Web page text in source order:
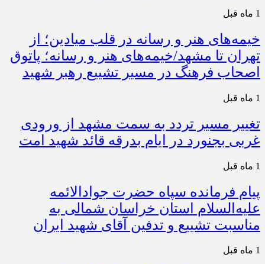
1 ماه قبل
خیمه‌های هنر و رسانه در قلب میادین؛ از
تهران تا مشهد/خیمه‌های هنر و رسانه؛ پاتوق
اصحاب فرهنگ در مسیر تشییع رهبر شهید
1 ماه قبل
تغییر مسیر تردد به سمت مشهد از ورودی
غربی بجنورد در ایام بدرقه قائد شهید امت
1 ماه قبل
پیام فرمانده سپاه حضرت جوادالائمه
علیه‌السلام استان خراسان شمالی به
مناسبت تشییع و تدفین آقای شهید ایران
1 ماه قبل